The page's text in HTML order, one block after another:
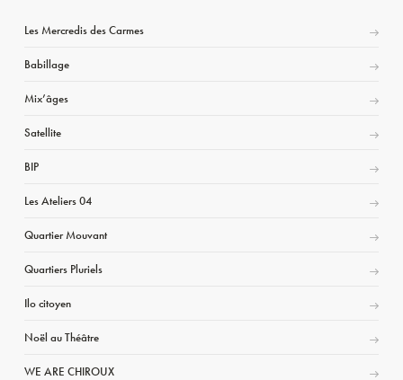
Les Mercredis des Carmes
Babillage
Mix’âges
Satellite
BIP
Les Ateliers 04
Quartier Mouvant
Quartiers Pluriels
Ilo citoyen
Noël au Théâtre
WE ARE CHIROUX